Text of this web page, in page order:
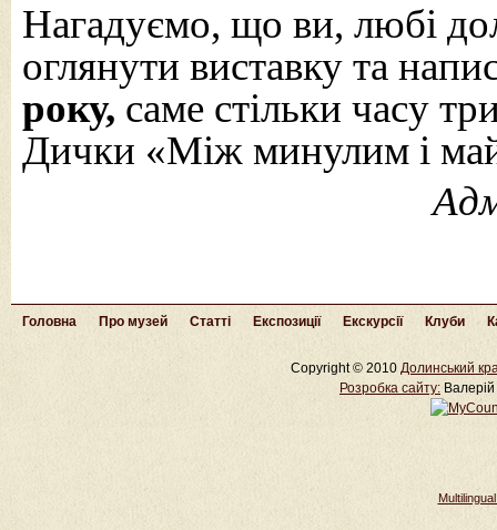
Нагадуємо, що ви, любі
оглянути виставку та
року, саме стільки часу
Дички «Між минулим і
Головна Про музей Статті Експозиції Екскурсії Клуби
Copyright © 2010 Долинський
Розробка cайту: